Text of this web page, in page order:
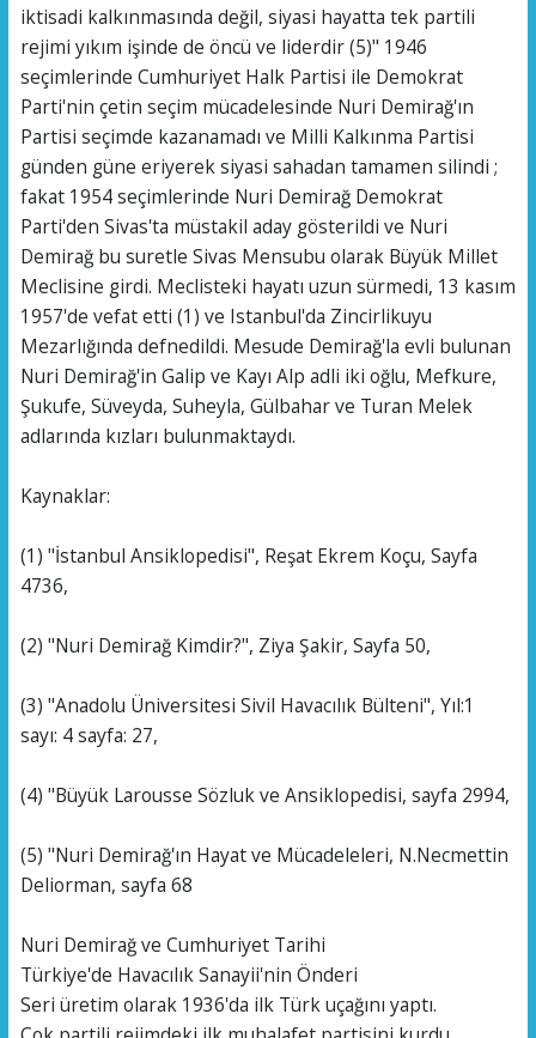
iktisadi kalkınmasında değil, siyasi hayatta tek partili
rejimi yıkım işinde de öncü ve liderdir (5)" 1946
seçimlerinde Cumhuriyet Halk Partisi ile Demokrat
Parti'nin çetin seçim mücadelesinde Nuri Demirağ'ın
Partisi seçimde kazanamadı ve Milli Kalkınma Partisi
günden güne eriyerek siyasi sahadan tamamen silindi ;
fakat 1954 seçimlerinde Nuri Demirağ Demokrat
Parti'den Sivas'ta müstakil aday gösterildi ve Nuri
Demirağ bu suretle Sivas Mensubu olarak Büyük Millet
Meclisine girdi. Meclisteki hayatı uzun sürmedi, 13 kasım
1957'de vefat etti (1) ve Istanbul'da Zincirlikuyu
Mezarlığında defnedildi. Mesude Demirağ'la evli bulunan
Nuri Demirağ'in Galip ve Kayı Alp adli iki oğlu, Mefkure,
Şukufe, Süveyda, Suheyla, Gülbahar ve Turan Melek
adlarında kızları bulunmaktaydı.
Kaynaklar:
(1) "İstanbul Ansiklopedisi", Reşat Ekrem Koçu, Sayfa
4736,
(2) "Nuri Demirağ Kimdir?", Ziya Şakir, Sayfa 50,
(3) "Anadolu Üniversitesi Sivil Havacılık Bülteni", Yıl:1
sayı: 4 sayfa: 27,
(4) "Büyük Larousse Sözluk ve Ansiklopedisi, sayfa 2994,
(5) "Nuri Demirağ'ın Hayat ve Mücadeleleri, N.Necmettin
Deliorman, sayfa 68
Nuri Demirağ ve Cumhuriyet Tarihi
Türkiye'de Havacılık Sanayii'nin Önderi
Seri üretim olarak 1936'da ilk Türk uçağını yaptı.